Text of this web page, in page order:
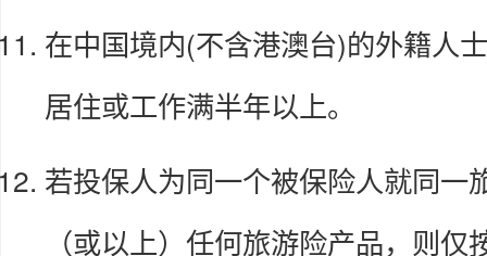
在中国境内(不含港澳台)的外籍人
居住或工作满半年以上。
若投保人为同一个被保险人就同一
（或以上）任何旅游险产品，则